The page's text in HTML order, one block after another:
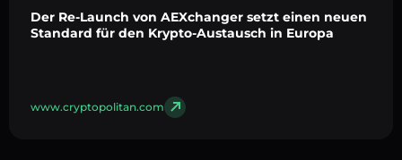
Der Re-Launch von AEXchanger setzt einen neuen
Standard für den Krypto-Austausch in Europa
www.cryptopolitan.com